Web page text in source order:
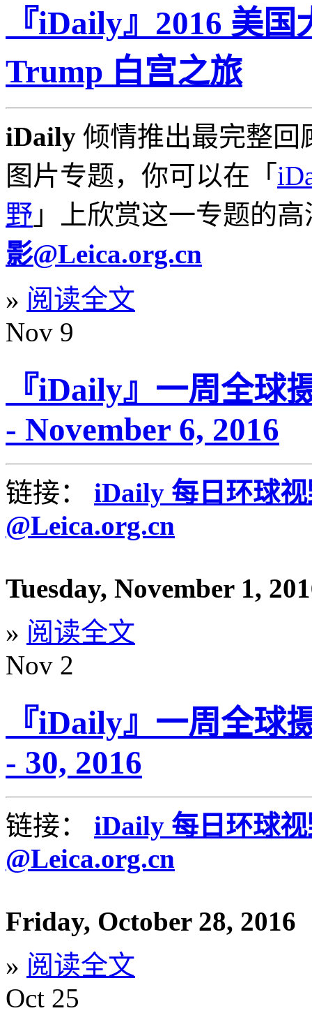
『iDaily』2016 美
Trump 白宫之旅
iDaily 倾情推出最完整回
图片专题，你可以在「
野 」上欣赏这一专题的
影@Leica.org.cn
» 阅读全文
Nov 9
『iDaily』一周全球
- November 6, 2016
链接： iDaily 每日环球
@Leica.org.cn
Tuesday, November 1,
» 阅读全文
Nov 2
『iDaily』一周全球
- 30, 2016
链接： iDaily 每日环球
@Leica.org.cn
Friday, October 28, 2016
» 阅读全文
Oct 25